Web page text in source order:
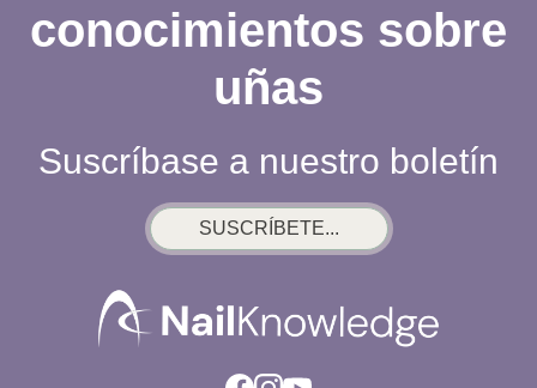
conocimientos sobre
uñas
Suscríbase a nuestro boletín
SUSCRÍBETE...